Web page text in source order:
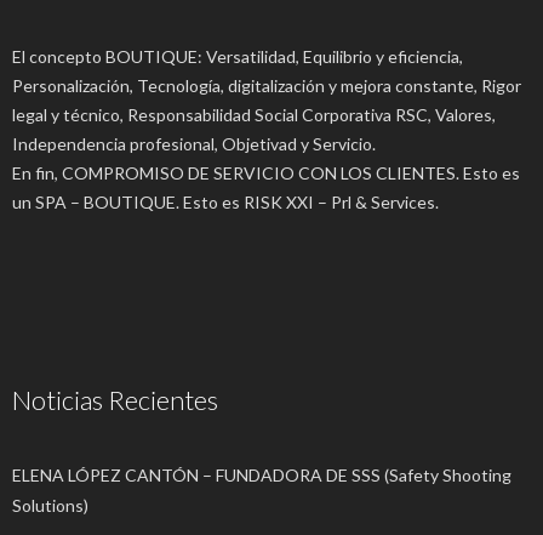
El concepto BOUTIQUE: Versatilidad, Equilibrio y eficiencia,
Personalización, Tecnología, digitalización y mejora constante, Rigor
legal y técnico, Responsabilidad Social Corporativa RSC, Valores,
Independencia profesional, Objetivad y Servicio.
En fin, COMPROMISO DE SERVICIO CON LOS CLIENTES. Esto es
un SPA – BOUTIQUE. Esto es RISK XXI – Prl & Services.
Noticias Recientes
ELENA LÓPEZ CANTÓN – FUNDADORA DE SSS (Safety Shooting
Solutions)